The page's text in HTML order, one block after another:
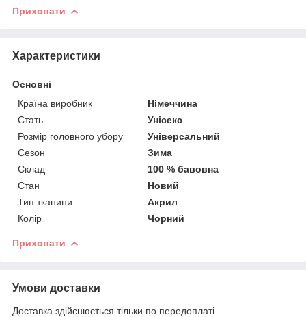
Приховати
Характеристики
Основні
Країна виробник
Німеччина
Стать
Унісекс
Розмір головного убору
Універсальний
Сезон
Зима
Склад
100 % бавовна
Стан
Новий
Тип тканини
Акрил
Колір
Чорний
Приховати
Умови доставки
Доставка здійснюється тільки по передоплаті.